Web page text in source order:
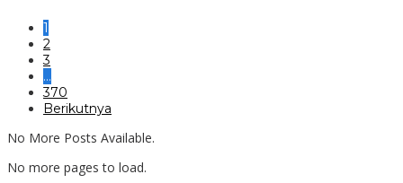
1
2
3
…
370
Berikutnya
No More Posts Available.
No more pages to load.